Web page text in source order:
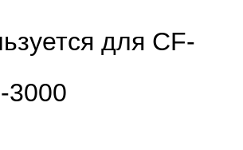
для CF-
3000